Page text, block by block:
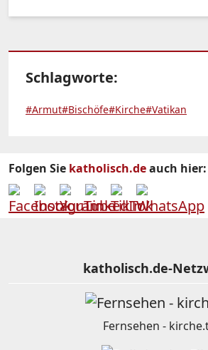
Schlagworte:
#Armut#Bischöfe#Kirche#Vatikan
Folgen Sie katholisch.deauch hier:
katholisch.de-
Fernsehen -